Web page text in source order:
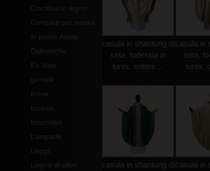
Crocifissi in legno
Completi per messa
in punto Assisi
Dalmatiche
Ex Voto
gemelli
Leggii
Legno di olivo
casula in shantung di
seta, foderata in
lurex, colore ...
casula in
seta,
lurex,
casula in shantung di casula in